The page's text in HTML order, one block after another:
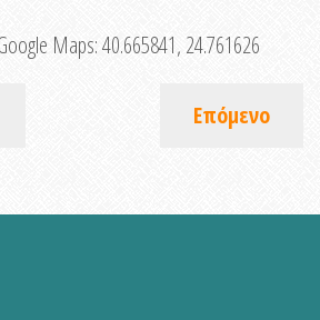
Maps:40.665841, 24.761626
Επόμενο